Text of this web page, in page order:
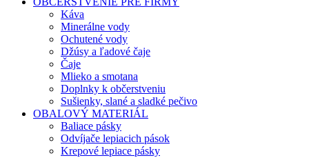
Káva
Minerálne vody
Ochutené vody
Džúsy a ľadové čaje
Čaje
Mlieko a smotana
Doplnky k občerstveniu
Sušienky, slané a sladké pečivo
OBALOVÝ MATERIÁL
Baliace pásky
Odvíjače lepiacich pások
Krepové lepiace pásky